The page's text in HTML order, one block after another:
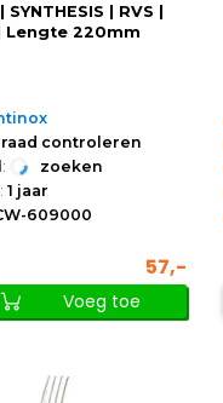
| RVS |
Lengte 220mm
controleren
zoeken
1 jaar
609000
57,-
Voeg toe